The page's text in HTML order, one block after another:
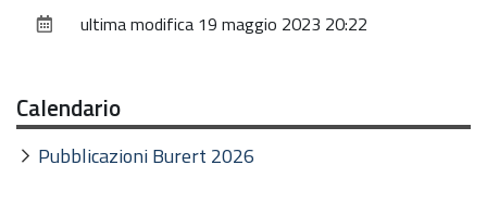
documentoultima modifica 19 maggio 2023 20:22
Calendario
Pubblicazioni Burert 2026